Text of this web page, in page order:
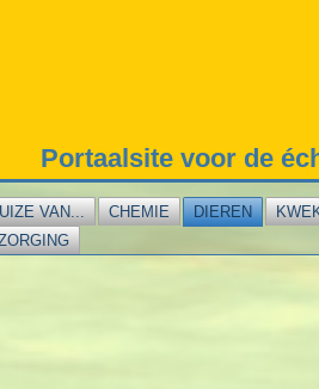
Portaalsite voor de
VAN... CHEMIE DIEREN